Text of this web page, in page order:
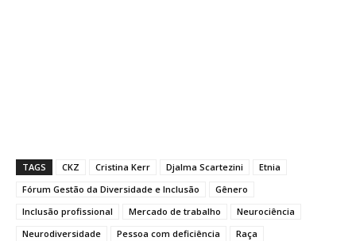
TAGS CKZ Cristina Kerr Djalma Scartezini
Etnia
Fórum Gestão da Diversidade e Inclusão
Gênero
Inclusão profissional
Mercado de trabalho
Neurociência
Neurodiversidade
Pessoa com deficiência
Raça